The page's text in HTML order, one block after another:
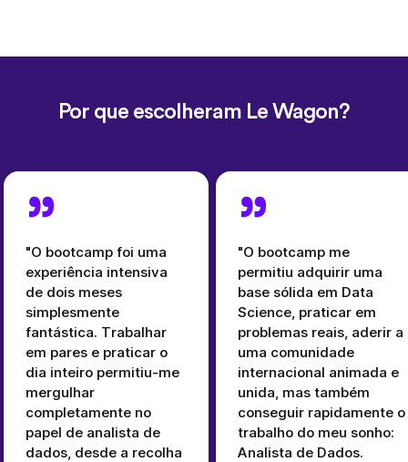
Por que escolheram Le Wagon?
"O bootcamp foi uma
experiência intensiva
de dois meses
simplesmente
fantástica. Trabalhar
em pares e praticar o
dia inteiro permitiu-me
mergulhar
completamente no
papel de analista de
dados, desde a recolha
"O bootcamp me
permitiu adquirir uma
base sólida em Data
Science, praticar em
problemas reais, aderir a
uma comunidade
internacional animada e
unida, mas também
conseguir rapidamente o
trabalho do meu sonho:
Analista de Dados.